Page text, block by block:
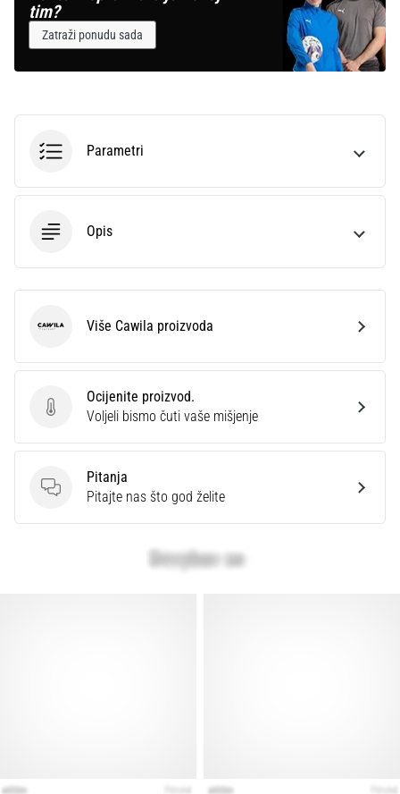
tim?
Zatraži ponudu sada
Parametri
Opis
Ocijenite proizvod.
Ocijenite proizvod.
Voljeli bismo čuti vaše mišjenje
Pitanja
Pitanja
Pitajte nas što god želite
Cawila Više Cawila proizvoda